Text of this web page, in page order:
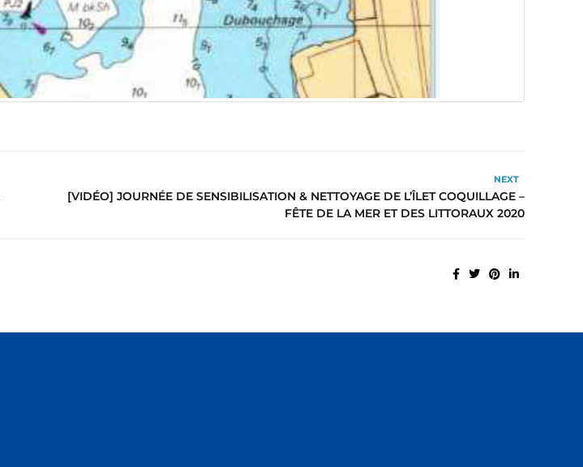
NEXT
[VIDÉO] JOURNÉE DE SENSIBILISATION & NETTOYAGE DE L’ÎLET COQUILLAGE –
FÊTE DE LA MER ET DES LITTORAUX 2020